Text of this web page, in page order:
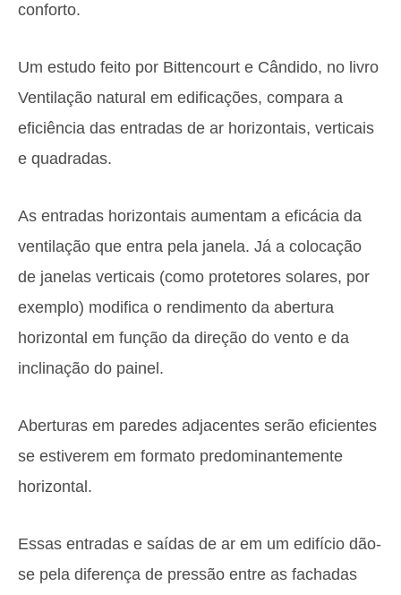
conforto.
Um estudo feito por Bittencourt e Cândido, no livro
Ventilação natural em ediﬁcações, compara a
eficiência das entradas de ar horizontais, verticais
e quadradas.
As entradas horizontais aumentam a eficácia da
ventilação que entra pela janela. Já a colocação
de janelas verticais (como protetores solares, por
exemplo) modifica o rendimento da abertura
horizontal em função da direção do vento e da
inclinação do painel.
Aberturas em paredes adjacentes serão eficientes
se estiverem em formato predominantemente
horizontal.
Essas entradas e saídas de ar em um edifício dão-
se pela diferença de pressão entre as fachadas